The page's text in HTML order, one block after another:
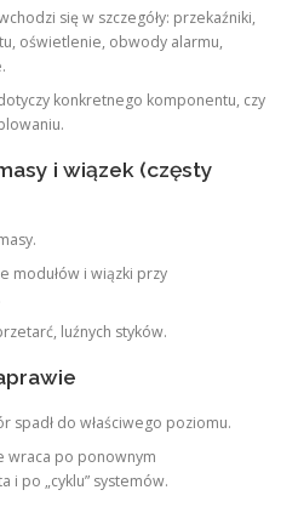
się w szczegóły: przekaźniki,
oświetlenie, obwody alarmu,
konkretnego komponentu, czy
i wiązek (częsty
modułów i wiązki przy
luźnych styków.
spadł do właściwego poziomu.
wraca po ponownym
i po „cyklu” systemów.